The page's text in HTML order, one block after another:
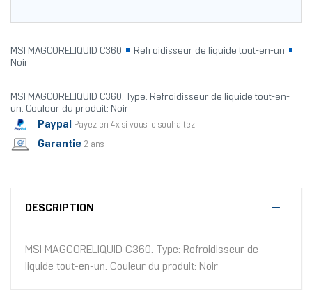
MSI MAGCORELIQUID C360
Refroidisseur de liquide tout-en-un
Noir
MSI MAGCORELIQUID C360. Type: Refroidisseur de liquide tout-en-
un. Couleur du produit: Noir
Paypal Payez en 4x si vous le souhaitez
Garantie 2 ans
DESCRIPTION
MSI MAGCORELIQUID C360. Type: Refroidisseur de
liquide tout-en-un. Couleur du produit: Noir